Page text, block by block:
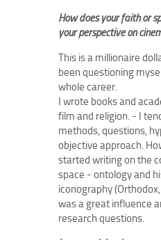
How does your faith or
your perspective on
This is a millionaire
been questioning
whole career.
I wrote books and
film and religion. - I
methods, questions,
objective approach.
started writing on the
space - ontology and
iconography
was a great influence
research questions.